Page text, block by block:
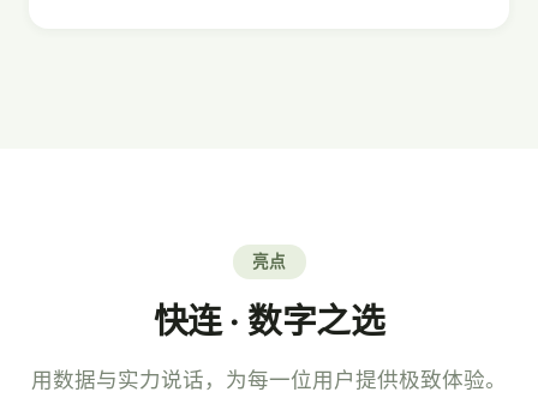
亮点
快连 · 数字之选
用数据与实力说话，为每一位用户提供极致体验。